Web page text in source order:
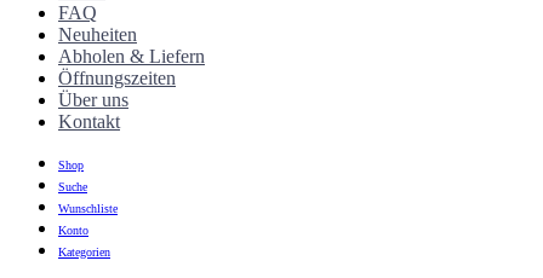
FAQ
Neuheiten
Abholen & Liefern
Öffnungszeiten
Über uns
Kontakt
Shop
Suche
Wunschliste
Konto
Kategorien